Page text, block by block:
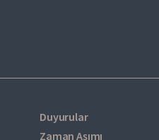
Duyurular
Zaman Aşımı